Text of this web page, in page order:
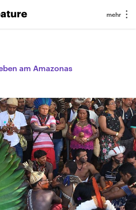
am Amazonas